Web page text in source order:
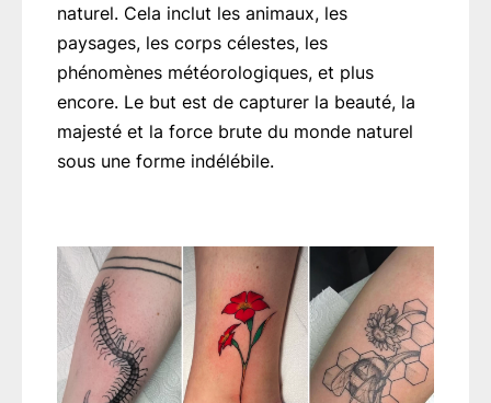
naturel. Cela inclut les animaux, les
paysages, les corps célestes, les
phénomènes météorologiques, et plus
encore. Le but est de capturer la beauté, la
majesté et la force brute du monde naturel
sous une forme indélébile.